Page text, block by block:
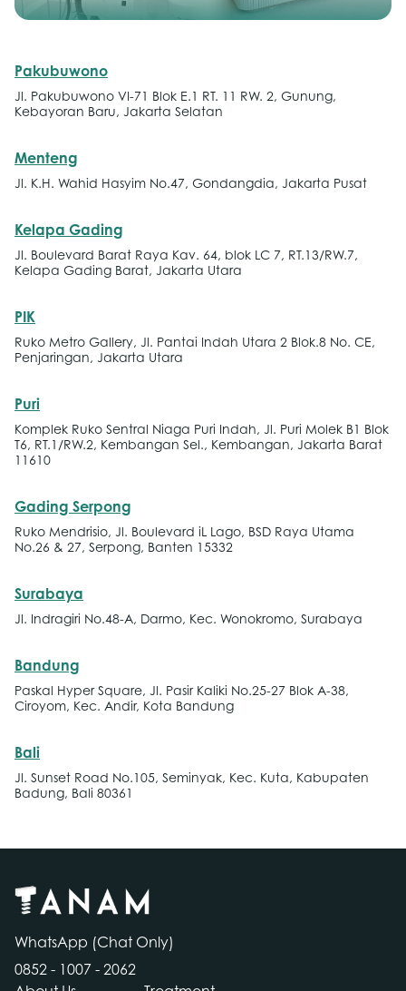
Pakubuwono
Jl. Pakubuwono VI-71 Blok E.1 RT. 11 RW. 2, Gunung,
Kebayoran Baru, Jakarta Selatan
Menteng
Jl. K.H. Wahid Hasyim No.47, Gondangdia, Jakarta Pusat
Kelapa Gading
Jl. Boulevard Barat Raya Kav. 64, blok LC 7, RT.13/RW.7,
Kelapa Gading Barat, Jakarta Utara
PIK
Ruko Metro Gallery, Jl. Pantai Indah Utara 2 Blok.8 No. CE,
Penjaringan, Jakarta Utara
Puri
Komplek Ruko Sentral Niaga Puri Indah, Jl. Puri Molek B1 Blok
T6, RT.1/RW.2, Kembangan Sel., Kembangan, Jakarta Barat
11610
Gading Serpong
Ruko Mendrisio, Jl. Boulevard iL Lago, BSD Raya Utama
No.26 & 27, Serpong, Banten 15332
Surabaya
Jl. Indragiri No.48-A, Darmo, Kec. Wonokromo, Surabaya
Bandung
Paskal Hyper Square, Jl. Pasir Kaliki No.25-27 Blok A-38,
Ciroyom, Kec. Andir, Kota Bandung
Bali
Jl. Sunset Road No.105, Seminyak, Kec. Kuta, Kabupaten
Badung, Bali 80361
WhatsApp (Chat Only)
0852 - 1007 - 2062